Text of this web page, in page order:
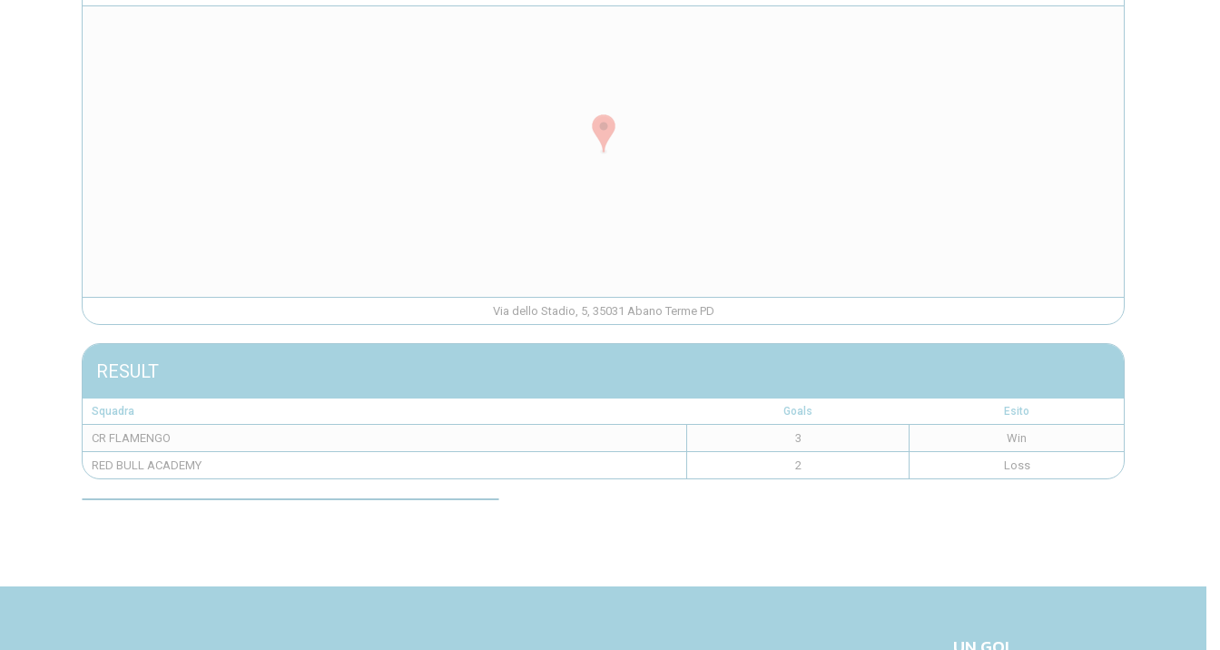
Via dello Stadio, 5, 35031 Abano Terme PD
RESULT
Squadra Goals Esito
CR FLAMENGO 3
Win
RED BULL ACADEMY
2 Loss